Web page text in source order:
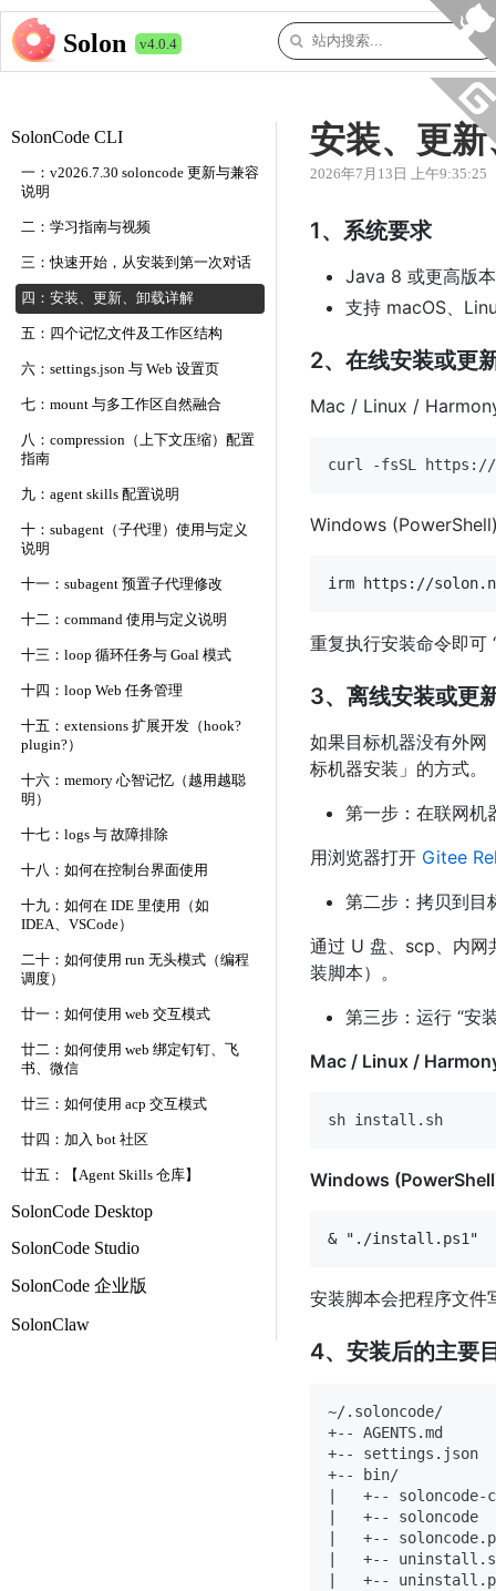
Solon v4.0.4
SolonCode CLI
一：v2026.7.30 soloncode 更新与兼容
说明
二：学习指南与视频
三：快速开始，从安装到第一次对话
四：安装、更新、卸载详解
五：四个记忆文件及工作区结构
六：settings.json 与 Web 设置页
七：mount 与多工作区自然融合
八：compression（上下文压缩）配置
指南
九：agent skills 配置说明
十：subagent（子代理）使用与定义
说明
十一：subagent 预置子代理修改
十二：command 使用与定义说明
十三：loop 循环任务与 Goal 模式
十四：loop Web 任务管理
十五：extensions 扩展开发（hook?
plugin?）
十六：memory 心智记忆（越用越聪
明）
十七：logs 与 故障排除
十八：如何在控制台界面使用
十九：如何在 IDE 里使用（如
IDEA、VSCode）
二十：如何使用 run 无头模式（编程
调度）
廿一：如何使用 web 交互模式
廿二：如何使用 web 绑定钉钉、飞
书、微信
廿三：如何使用 acp 交互模式
廿四：加入 bot 社区
廿五：【Agent Skills 仓库】
SolonCode Desktop
SolonCode Studio
SolonCode 企业版
SolonClaw
安装、更
2026年7月13日 上午9:35:25
1、系统要求
Java 8 或更高版
支持 macOS、
2、在线安装或更
Mac / Linux /
Windows
重复执行安装命令即可
3、离线安装或更
如果目标机器没有外网
标机器安装」的方式。
第一步：在联网机
用浏览器打开 Gitee
第二步：拷贝到目
通过 U 盘、scp、内
装脚本）。
第三步：运行 “安
Mac / Linux /
Windows
安装脚本会把程序文件
4、安装后的主要
~/.soloncode/
+-- AGENTS.md
+-- settings.json
+-- bin/
|   +--
|   +-- soloncode
|   +--
|   +--
|   +--